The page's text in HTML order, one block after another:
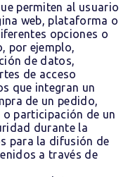
permiten al usuario
web, plataforma o
opciones o
por ejemplo,
de datos,
de acceso
que integran un
de un pedido,
participación de un
durante la
para la difusión de
a través de